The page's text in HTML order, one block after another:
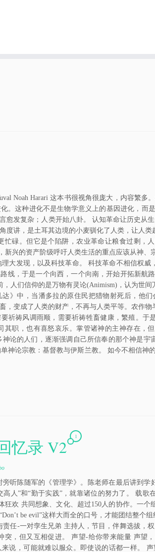
Noah Harari 这本书很视角很庞大，内容繁
。这种进化不是生物学意义上的基因进化，而
愈发复杂；人类开始八卦。 认知革命让历史从
度讲，是土耳其边境的小麦驯化了人类，让人
忙碌。但它是个陷阱，农业革命让粮食过剩，
新兴的资产阶级呼吁人类生活的重点应该从神
大发现，以及科技革命。 科技革命不相信权
线，于是一个向西，一个向南，开始开拓新航
人们信仰的是万物有灵论(Animism)，认为世
》中，当潘多拉的原住民把猎物射死后，他
，变成了人类的财产，不再与人类平等。农作
祈祷风调雨顺，需要祈祷牲畜健康，繁殖。于
其职，也有喜怒哀乐。掌管诸神的主神存在，
神论的人们，逐渐强调自己所信奉的那个神是
神论宗教：基督教与伊斯兰教。 如今不相信神
忆录 V2 1
听陈随军的《管理学》。陈老师在最后讲到
高人”和“勤于实践”，就靠诸位的努力了。 载
狂欢 共同想象、文化、超过150人的协作。一
be evil”这样大而全的口号，才能团结整个
任-一对孪生兄弟 主持人，节目，伴舞选拔，
突，但又互相促进。 声望-给你带来能量 声望
说，可能就难以服众。即使说的话都一样。